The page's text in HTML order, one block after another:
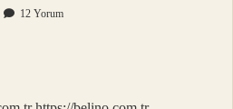
12 Yorum